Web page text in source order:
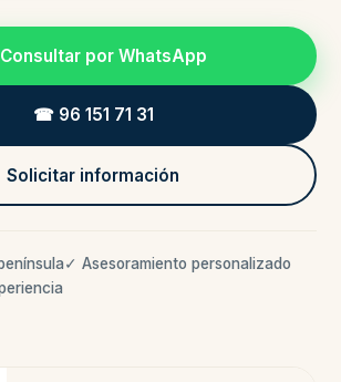
Consultar por WhatsApp
☎ 96 151 71 31
Solicitar información
✓ Asesoramiento personalizado